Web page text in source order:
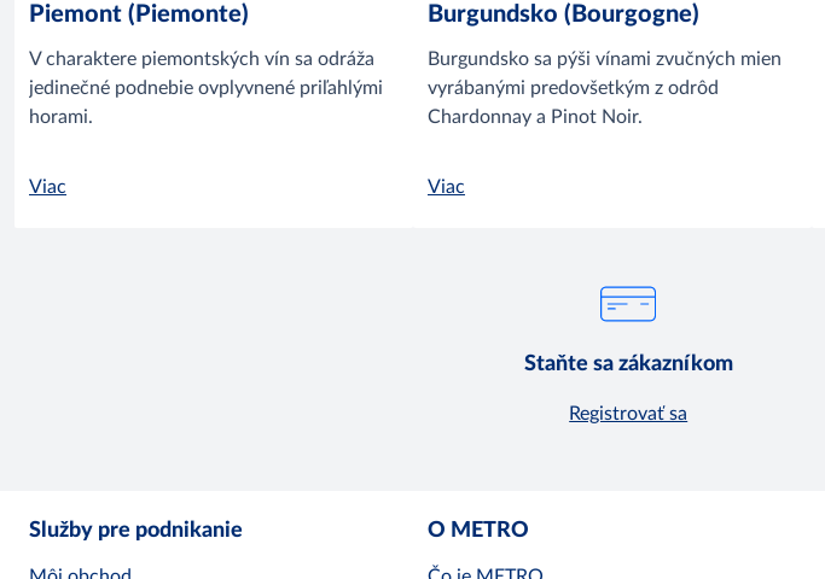
Piemont (Piemonte)
V charaktere piemontských vín sa odráža
jedinečné podnebie ovplyvnené priľahlými
horami.
Viac
Burgundsko (Bourgogne)
Burgundsko sa pýši vínami zvučných mien
vyrábanými predovšetkým z odrôd
Chardonnay a Pinot Noir.
Viac
Staňte sa zákazníkom
Registrovať sa
Služby pre podnikanie O METRO